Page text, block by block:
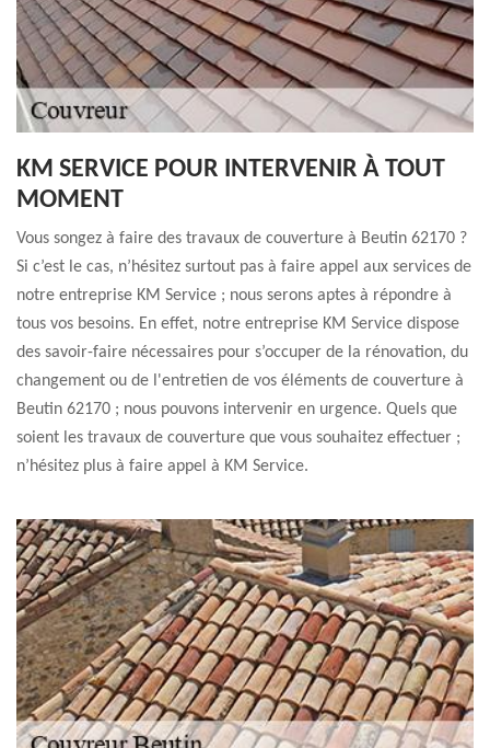
KM SERVICE POUR INTERVENIR À TOUT
MOMENT
Vous songez à faire des travaux de couverture à Beutin 62170 ?
Si c’est le cas, n’hésitez surtout pas à faire appel aux services de
notre entreprise KM Service ; nous serons aptes à répondre à
tous vos besoins. En effet, notre entreprise KM Service dispose
des savoir-faire nécessaires pour s’occuper de la rénovation, du
changement ou de l'entretien de vos éléments de couverture à
Beutin 62170 ; nous pouvons intervenir en urgence. Quels que
soient les travaux de couverture que vous souhaitez effectuer ;
n’hésitez plus à faire appel à KM Service.